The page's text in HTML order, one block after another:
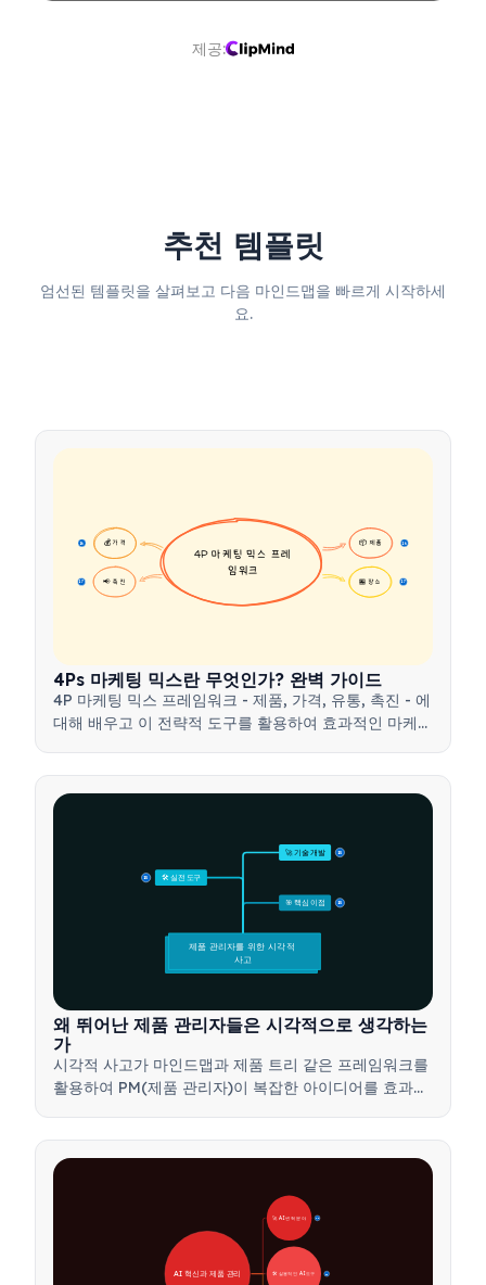
제공:
추천 템플릿
엄선된 템플릿을 살펴보고 다음 마인드맵을 빠르게 시작하세
요.
📦 제품 16
💰 가격
16
🏪 장소 17
📢 촉진
17
4P 마케팅 믹스 프레
임워크
4Ps 마케팅 믹스란 무엇인가? 완벽 가이드
4P 마케팅 믹스 프레임워크 - 제품, 가격, 유통, 촉진 - 에
대해 배우고 이 전략적 도구를 활용하여 효과적인 마케팅
🎯 핵심 이점 15
🛠️ 실전 도구
15
🚀 기술 개발 15
제품 관리자를 위한 시각적
사고
왜 뛰어난 제품 관리자들은 시각적으로 생각하는
가
시각적 사고가 마인드맵과 제품 트리 같은 프레임워크를
활용하여 PM(제품 관리자)이 복잡한 아이디어를 효과적
🚀 AI 변혁 분야 28
🛠️ 실용적인 AI 도구 31
AI 혁신과 제품 관리